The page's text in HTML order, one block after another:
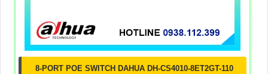
8-PORT POE SWITCH DAHUA DH-CS4010-8ET2GT-110